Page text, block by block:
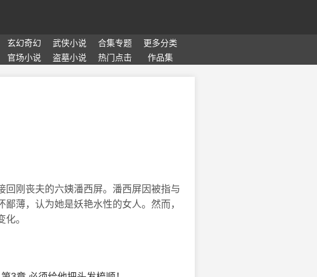
玄幻奇幻 武侠小说 合集专题
更多分类
官场小说 盗墓小说 热门点击 作品集
刚丧夫的六姨潘西屏。潘西屏因被指与
薄，认为她是妖艳水性的女人。然而，
。